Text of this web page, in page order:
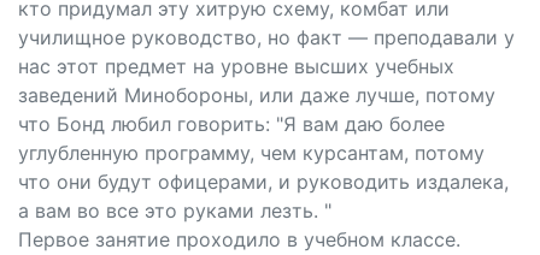
кто придумал эту хитрую схему, комбат или
училищное руководство, но факт — преподавали у
нас этот предмет на уровне высших учебных
заведений Минобороны, или даже лучше, потому
что Бонд любил говорить: "Я вам даю более
углубленную программу, чем курсантам, потому
что они будут офицерами, и руководить издалека,
а вам во все это руками лезть. "
Первое занятие проходило в учебном классе.